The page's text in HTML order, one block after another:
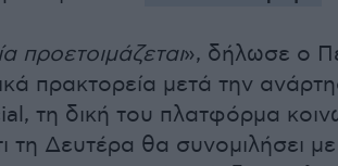
προετοιμάζεται», δήλωσε ο
πρακτορεία μετά την
τη δική του πλατφόρμα
τη Δευτέρα θα συνομιλήσει